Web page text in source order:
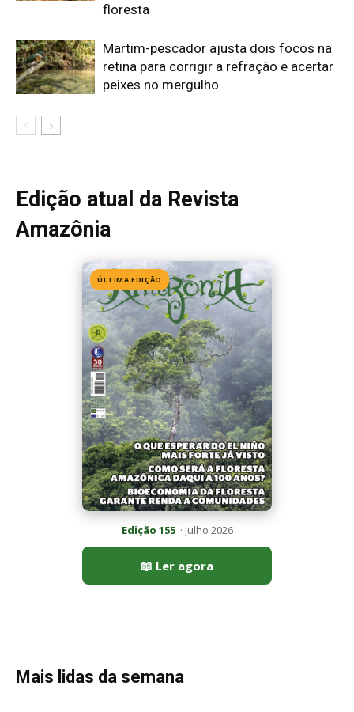
Edição 155· Julho 2026
📖 Ler agora
Mais lidas da semana
Peixe-lua emerge horizontalmente na superfície oceânica para
permitir que aves marinhas removam ectoparasitas